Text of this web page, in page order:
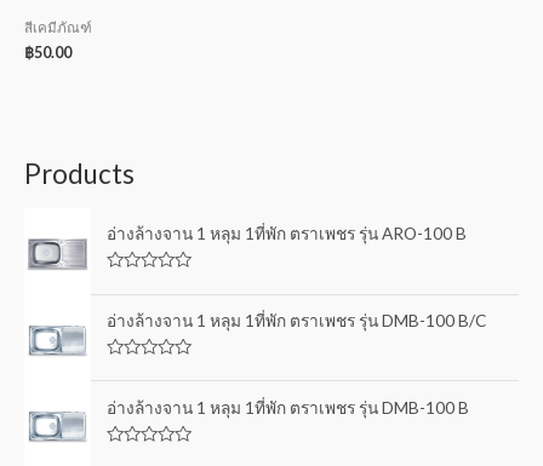
สีเคมีภัณฑ์
฿50.00
Products
อ่างล้างจาน 1 หลุม 1ที่พัก ตราเพชร รุ่น ARO-100 B
t
e
d
t
o
f
อ่างล้างจาน 1 หลุม 1ที่พัก ตราเพชร รุ่น DMB-100 B/C
t
e
d
อ่างล้างจาน 1 หลุม 1ที่พัก ตราเพชร รุ่น DMB-100 B